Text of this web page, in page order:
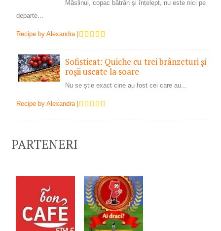
Măslinul, copac bătrân și înțelept, nu este nici pe
departe...
Recipe by Alexandra|
Sofisticat: Quiche cu trei brânzeturi și
roșii uscate la soare
Nu se știe exact cine au fost cei care au...
Recipe by Alexandra|
PARTENERI